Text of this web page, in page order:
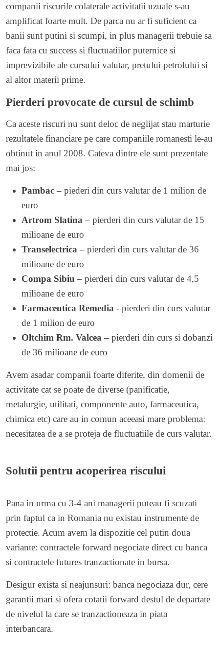
companii riscurile colaterale activitatii uzuale s-au
amplificat foarte mult. De parca nu ar fi suficient ca
banii sunt putini si scumpi, in plus managerii trebuie sa
faca fata cu success si fluctuatiilor puternice si
imprevizibile ale cursului valutar, pretului petrolului si
al altor materii prime.
Pierderi provocate de cursul de schimb
Ca aceste riscuri nu sunt deloc de neglijat stau marturie
rezultatele financiare pe care companiile romanesti le-au
obtinut in anul 2008. Cateva dintre ele sunt prezentate
mai jos:
Pambac – piederi din curs valutar de 1 milion de
euro
Artrom Slatina – pierderi din curs valutar de 15
milioane de euro
Transelectrica – pierderi din curs valutar de 36
milioane de euro
Compa Sibiu – pierderi din curs valutar de 4,5
milioane de euro
Farmaceutica Remedia - pierderi din curs valutar
de 1 milion de euro
Oltchim Rm. Valcea – pierderi din curs si dobanzi
de 36 milioane de euro
Avem asadar companii foarte diferite, din domenii de
activitate cat se poate de diverse (panificatie,
metalurgie, utilitati, componente auto, farmaceutica,
chimica etc) care au in comun aceeasi mare problema:
necesitatea de a se proteja de fluctuatiile de curs valutar.
Solutii pentru acoperirea riscului
Pana in urma cu 3-4 ani managerii puteau fi scuzati
prin faptul ca in Romania nu existau instrumente de
protectie. Acum avem la dispozitie cel putin doua
variante: contractele forward negociate direct cu banca
si contractele futures tranzactionate in bursa.
Desigur exista si neajunsuri: banca negociaza dur, cere
garantii mari si ofera cotatii forward destul de departate
de nivelul la care se tranzactioneaza in piata
interbancara.